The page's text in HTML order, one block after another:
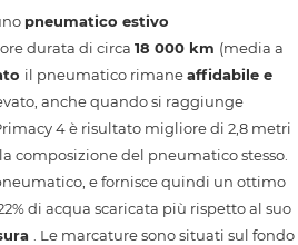
pneumatico estivo
durata di circa 18 000 km (media a
il pneumatico rimaneaffidabile e
anche quando si raggiunge
4 è risultato migliore di 2,8 metri
composizione del pneumatico stesso.
e fornisce quindi un ottimo
di acqua scaricata più rispetto al suo
. Le marcature sono situati sul fondo